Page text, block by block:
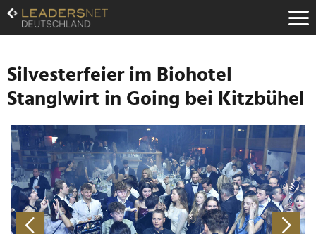
Zum
Inhalt
Zur
Navigation
Zur
Hauptnavigation
Silvesterfeier im Biohotel
Stanglwirt in Going bei Kitzbühel